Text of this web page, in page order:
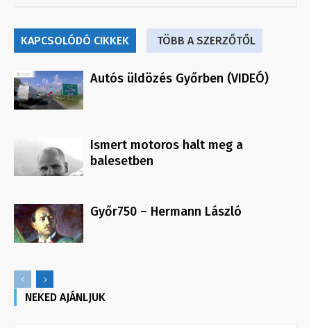
KAPCSOLÓDÓ CIKKEK TÖBB A SZERZŐTŐL
Autós üldözés Győrben (VIDEÓ)
Ismert motoros halt meg a
balesetben
Győr750 – Hermann László
NEKED AJÁNLJUK